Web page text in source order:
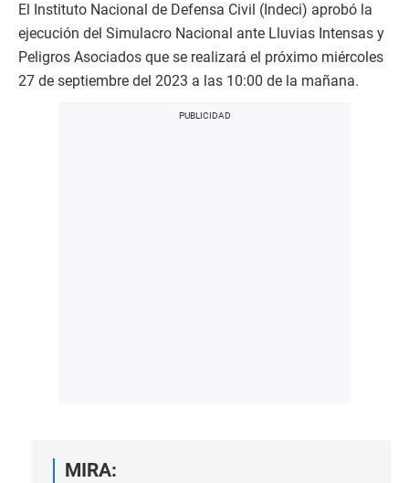
El Instituto Nacional de Defensa Civil (Indeci) aprobó la
ejecución del Simulacro Nacional ante Lluvias Intensas y
Peligros Asociados que se realizará el próximo miércoles
27 de septiembre del 2023 a las 10:00 de la mañana.
MIRA: